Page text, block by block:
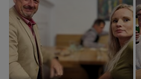
im BEGEGNUNGSzentrum